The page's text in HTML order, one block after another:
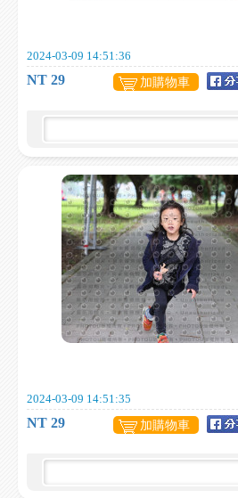
2024-03-09 14:51:36
NT 29 加購物車
2024-03-09 14:51:35
NT 29 加購物車